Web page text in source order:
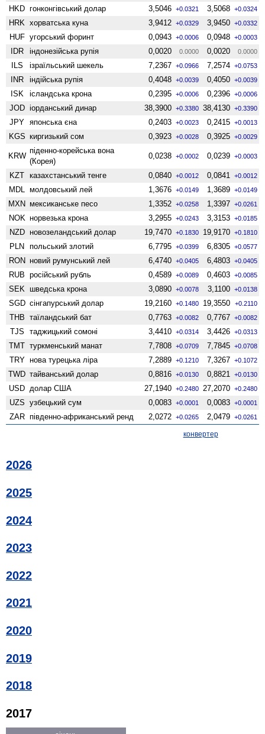
HKD гонконгівський долар 3,5046 +0.0321 3,5068 +0.0324
HRK хорватська куна 3,9412 +0.0329 3,9450 +0.0332
HUF угорський форинт 0,0943 +0.0006 0,0948 +0.0003
IDR індонезійська рупія 0,0020 0.0000 0,0020 0.0000
ILS ізраїльський шекель 7,2367 +0.0966 7,2574 +0.0753
INR індійська рупія 0,4048 +0.0039 0,4050 +0.0039
ISK ісландська крона 0,2395 +0.0006 0,2396 +0.0006
JOD іорданський динар 38,3900 +0.3380 38,4130 +0.3390
JPY японська єна 0,2403 +0.0023 0,2415 +0.0013
KGS киргизький сом 0,3923 +0.0028 0,3925 +0.0029
KRW
піденно-корейська вона
(Корея)
0,0238 +0.0002 0,0239 +0.0003
KZT казахстанський тенге 0,0840 +0.0012 0,0841 +0.0012
MDL молдовський лей 1,3676 +0.0149 1,3689 +0.0149
MXN мексиканське песо 1,3352 +0.0258 1,3397 +0.0261
NOK норвезька крона 3,2955 +0.0243 3,3153 +0.0185
NZD ново­зеландський долар 19,7470 +0.1830 19,9170 +0.1810
PLN польський злотий 6,7795 +0.0399 6,8305 +0.0577
RON новий румунський лей 6,4740 +0.0405 6,4803 +0.0405
RUB російський рубль 0,4589 +0.0089 0,4603 +0.0085
SEK шведська крона 3,0890 +0.0078 3,1100 +0.0138
SGD сінгапурський долар 19,2160 +0.1480 19,3550 +0.2110
THB таїландський бат 0,7763 +0.0082 0,7767 +0.0082
TJS таджицький сомоні 3,4410 +0.0314 3,4426 +0.0313
TMT туркменський манат 7,7808 +0.0709 7,7845 +0.0708
TRY нова турецька ліра 7,2889 +0.1210 7,3267 +0.1072
TWD тайванський долар 0,8816 +0.0130 0,8821 +0.0130
USD долар США 27,1940 +0.2480 27,2070 +0.2480
UZS узбецький сум 0,0083 +0.0001 0,0083 +0.0001
ZAR південно-африканський ренд 2,0272 +0.0265 2,0479 +0.0261
конвертер
2026
2025
2024
2023
2022
2021
2020
2019
2018
2017